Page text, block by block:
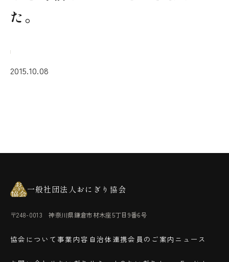
た。
2015.10.08
一般社団法人おにぎり協会
〒248-0013 神奈川県鎌倉市材木座5丁目9番6号
協会について事業内容 自治体連携会員のご案内 ニュース